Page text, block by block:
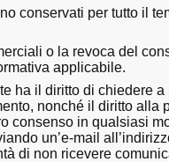
conservati per tutto il
o la revoca del
applicabile.
ha il diritto di chiedere
nonché il diritto alla
consenso in qualsiasi
un’e-mail
di non ricevere